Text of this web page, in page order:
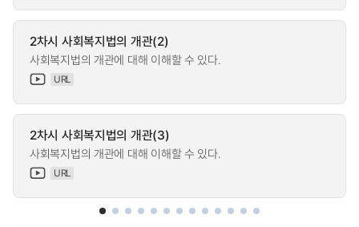
2차시 사회복지법의 개관(2)
사회복지법의 개관에 대해 이해할 수 있다.
URL
2차시 사회복지법의 개관(3)
사회복지법의 개관에 대해 이해할 수 있다.
URL